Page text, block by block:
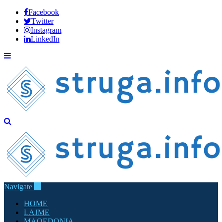
Facebook
Twitter
Instagram
LinkedIn
Navigate
HOME
LAJME